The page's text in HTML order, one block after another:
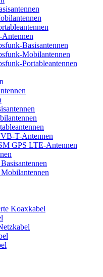
Basisantennen
Mobilantennen
Portableantennen
T-Antennen
GPS LTE-Antennen
Koaxkabel